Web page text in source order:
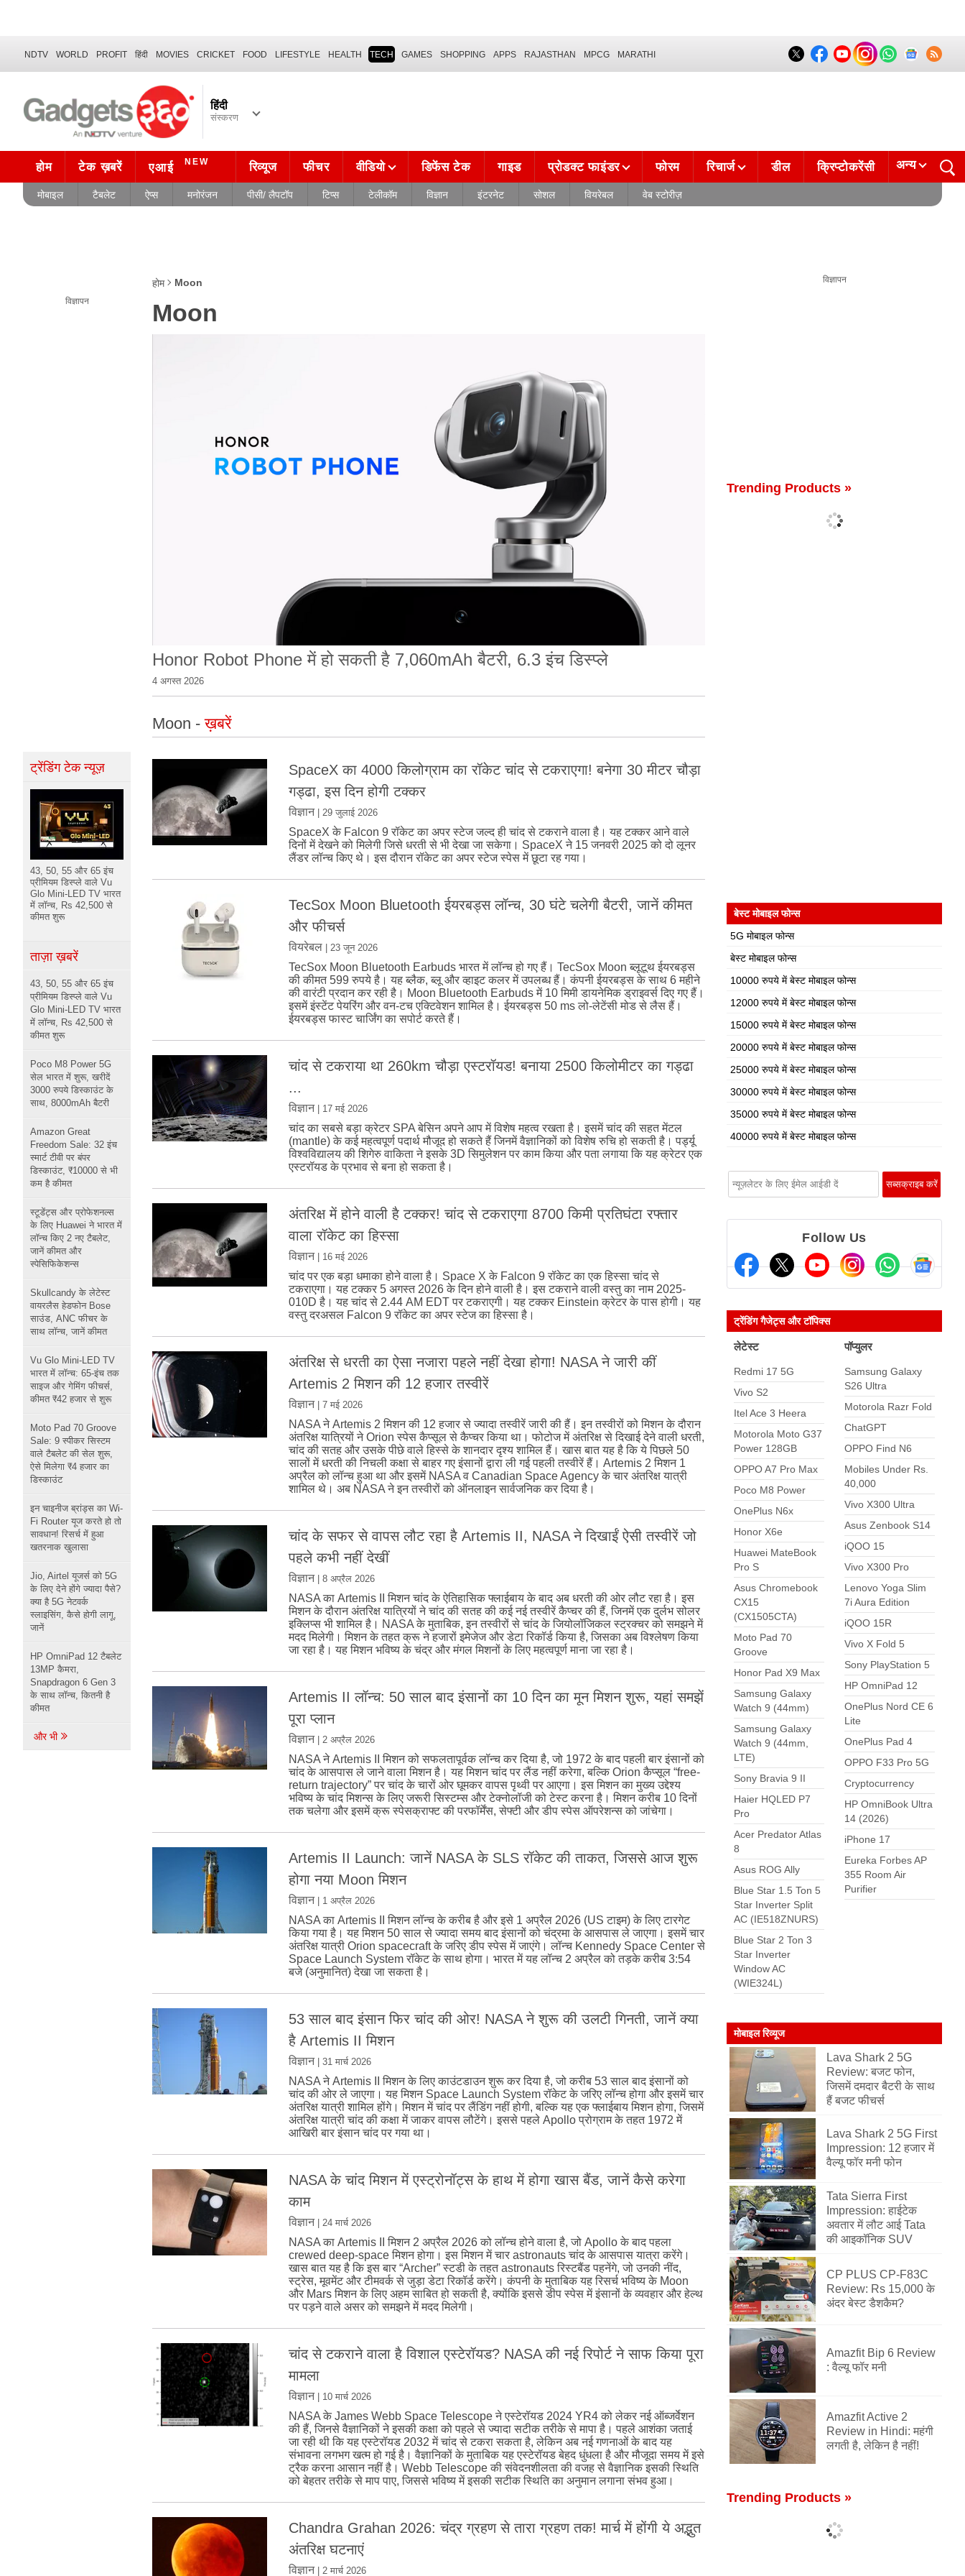
NDTV WORLD PROFIT हिंदी MOVIES CRICKET FOOD LIFESTYLE HEALTH TECH GAMES SHOPPING APPS RAJASTHAN MPCG MARATHI
हिंदी
संस्करण
होम टेक ख़बरें एआई NEW रिव्यूज फीचर वीडियो डिफेंस टेक गाइड प्रोडक्ट फाइंडर फोरम रिचार्ज डील क्रिप्टोकरेंसी अन्य
मोबाइल टैबलेट ऐप्स मनोरंजन पीसी/ लैपटॉप टिप्स टेलीकॉम विज्ञान इंटरनेट सोशल वियरेबल वेब स्टोरीज़
होम Moon
Moon
Honor Robot Phone में हो सकती है 7,060mAh बैटरी, 6.3 इंच डिस्प्ले
4 अगस्त 2026
Moon -ख़बरें
SpaceX का 4000 किलोग्राम का रॉकेट चांद से टकराएगा! बनेगा 30 मीटर चौड़ा
गड्ढा, इस दिन होगी टक्कर
विज्ञान| 29 जुलाई 2026
SpaceX के Falcon 9 रॉकेट का अपर स्टेज जल्द ही चांद से टकराने वाला है। यह टक्कर आने वाले
दिनों में देखने को मिलेगी जिसे धरती से भी देखा जा सकेगा। SpaceX ने 15 जनवरी 2025 को दो लूनर
लैंडर लॉन्च किए थे। इस दौरान रॉकेट का अपर स्टेज स्पेस में छूटा रह गया।
TecSox Moon Bluetooth ईयरबड्स लॉन्च, 30 घंटे चलेगी बैटरी, जानें कीमत
और फीचर्स
वियरेबल 23 जून 2026
TecSox Moon Bluetooth Earbuds भारत में लॉन्च हो गए हैं। TecSox Moon ब्लूटूथ ईयरबड्स
की कीमत 599 रुपये है। यह ब्लैक, ब्लू और व्हाइट कलर में उपलब्ध हैं। कंपनी ईयरबड्स के साथ 6 महीने
की वारंटी प्रदान कर रही है। Moon Bluetooth Earbuds में 10 मिमी डायनेमिक ड्राइवर्स दिए गए हैं।
इसमें इंस्टेंट पेयरिंग और वन-टच एक्टिवेशन शामिल है। ईयरबड्स 50 ms लो-लेटेंसी मोड से लैस हैं।
ईयरबड्स फास्ट चार्जिंग का सपोर्ट करते हैं।
चांद से टकराया था 260km चौड़ा एस्टरॉयड! बनाया 2500 किलोमीटर का गड्ढा
...
विज्ञान| 17 मई 2026
चांद का सबसे बड़ा क्रेटर SPA बेसिन अपने आप में विशेष महत्व रखता है। इसमें चांद की सहत मेंटल
(mantle) के कई महत्वपूर्ण पदार्थ मौजूद हो सकते हैं जिनमें वैज्ञानिकों को विशेष रुचि हो सकती है। पर्ड्यू
विश्वविद्यालय की शिगेरु वाकिता ने इसके 3D सिमुलेशन पर काम किया और पता लगाया कि यह क्रेटर एक
एस्टरॉयड के प्रभाव से बना हो सकता है।
अंतरिक्ष में होने वाली है टक्कर! चांद से टकराएगा 8700 किमी प्रतिघंटा रफ्तार
वाला रॉकेट का हिस्सा
विज्ञान| 16 मई 2026
चांद पर एक बड़ा धमाका होने वाला है। Space X के Falcon 9 रॉकेट का एक हिस्सा चांद से
टकराएगा। यह टक्कर 5 अगस्त 2026 के दिन होने वाली है। इस टकराने वाली वस्तु का नाम 2025-
010D है। यह चांद से 2.44 AM EDT पर टकराएगी। यह टक्कर Einstein क्रेटर के पास होगी। यह
वस्तु दरअसल Falcon 9 रॉकेट का अपर स्टेज का हिस्सा है।
अंतरिक्ष से धरती का ऐसा नजारा पहले नहीं देखा होगा! NASA ने जारी कीं
Artemis 2 मिशन की 12 हजार तस्वीरें
विज्ञान| 7 मई 2026
NASA ने Artemis 2 मिशन की 12 हजार से ज्यादा तस्वीरें जारी की हैं। इन तस्वीरों को मिशन के दौरान
अंतरिक्ष यात्रियों ने Orion स्पेस कैप्सूल से कैप्चर किया था। फोटोज में अंतरिक्ष से दिखाई देने वाली धरती,
चांद की सतह और उसके पीछे वाले हिस्से के शानदार दृश्य शामिल हैं। खास बात यह है कि ये पिछले 50
सालों में धरती की निचली कक्षा से बाहर गए इंसानों द्वारा ली गई पहली तस्वीरें हैं। Artemis 2 मिशन 1
अप्रैल को लॉन्च हुआ था और इसमें NASA व Canadian Space Agency के चार अंतरिक्ष यात्री
शामिल थे। अब NASA ने इन तस्वीरों को ऑनलाइन सार्वजनिक कर दिया है।
चांद के सफर से वापस लौट रहा है Artemis II, NASA ने दिखाईं ऐसी तस्वीरें जो
पहले कभी नहीं देखीं
विज्ञान| 8 अप्रैल 2026
NASA का Artemis II मिशन चांद के ऐतिहासिक फ्लाईबाय के बाद अब धरती की ओर लौट रहा है। इस
मिशन के दौरान अंतरिक्ष यात्रियों ने चांद की सतह की कई नई तस्वीरें कैप्चर की हैं, जिनमें एक दुर्लभ सोलर
इक्लिप्स भी शामिल है। NASA के मुताबिक, इन तस्वीरों से चांद के जियोलॉजिकल स्ट्रक्चर को समझने में
मदद मिलेगी। मिशन के तहत क्रू ने हजारों इमेजेज और डेटा रिकॉर्ड किया है, जिसका अब विश्लेषण किया
जा रहा है। यह मिशन भविष्य के चंद्र और मंगल मिशनों के लिए महत्वपूर्ण माना जा रहा है।
Artemis II लॉन्च: 50 साल बाद इंसानों का 10 दिन का मून मिशन शुरू, यहां समझें
पूरा प्लान
विज्ञान| 2 अप्रैल 2026
NASA ने Artemis II मिशन को सफलतापूर्वक लॉन्च कर दिया है, जो 1972 के बाद पहली बार इंसानों को
चांद के आसपास ले जाने वाला मिशन है। यह मिशन चांद पर लैंड नहीं करेगा, बल्कि Orion कैप्सूल “free-
return trajectory” पर चांद के चारों ओर घूमकर वापस पृथ्वी पर आएगा। इस मिशन का मुख्य उद्देश्य
भविष्य के चांद मिशन्स के लिए जरूरी सिस्टम्स और टेक्नोलॉजी को टेस्ट करना है। मिशन करीब 10 दिनों
तक चलेगा और इसमें क्रू स्पेसक्राफ्ट की परफॉर्मेंस, सेफ्टी और डीप स्पेस ऑपरेशन्स को जांचेगा।
Artemis II Launch: जानें NASA के SLS रॉकेट की ताकत, जिससे आज शुरू
होगा नया Moon मिशन
विज्ञान| 1 अप्रैल 2026
NASA का Artemis II मिशन लॉन्च के करीब है और इसे 1 अप्रैल 2026 (US टाइम) के लिए टारगेट
किया गया है। यह मिशन 50 साल से ज्यादा समय बाद इंसानों को चंद्रमा के आसपास ले जाएगा। इसमें चार
अंतरिक्ष यात्री Orion spacecraft के जरिए डीप स्पेस में जाएंगे। लॉन्च Kennedy Space Center से
Space Launch System रॉकेट के साथ होगा। भारत में यह लॉन्च 2 अप्रैल को तड़के करीब 3:54
बजे (अनुमानित) देखा जा सकता है।
53 साल बाद इंसान फिर चांद की ओर! NASA ने शुरू की उलटी गिनती, जानें क्या
है Artemis II मिशन
विज्ञान| 31 मार्च 2026
NASA ने Artemis II मिशन के लिए काउंटडाउन शुरू कर दिया है, जो करीब 53 साल बाद इंसानों को
चांद की ओर ले जाएगा। यह मिशन Space Launch System रॉकेट के जरिए लॉन्च होगा और इसमें चार
अंतरिक्ष यात्री शामिल होंगे। मिशन में चांद पर लैंडिंग नहीं होगी, बल्कि यह एक फ्लाईबाय मिशन होगा, जिसमें
अंतरिक्ष यात्री चांद की कक्षा में जाकर वापस लौटेंगे। इससे पहले Apollo प्रोग्राम के तहत 1972 में
आखिरी बार इंसान चांद पर गया था।
NASA के चांद मिशन में एस्ट्रोनॉट्स के हाथ में होगा खास बैंड, जानें कैसे करेगा
काम
विज्ञान| 24 मार्च 2026
NASA का Artemis II मिशन 2 अप्रैल 2026 को लॉन्च होने वाला है, जो Apollo के बाद पहला
crewed deep-space मिशन होगा। इस मिशन में चार astronauts चांद के आसपास यात्रा करेंगे।
खास बात यह है कि इस बार “Archer” स्टडी के तहत astronauts रिस्टबैंड पहनेंगे, जो उनकी नींद,
स्ट्रेस, मूवमेंट और टीमवर्क से जुड़ा डेटा रिकॉर्ड करेंगे। कंपनी के मुताबिक यह रिसर्च भविष्य के Moon
और Mars मिशन के लिए अहम साबित हो सकती है, क्योंकि इससे डीप स्पेस में इंसानों के व्यवहार और हेल्थ
पर पड़ने वाले असर को समझने में मदद मिलेगी।
चांद से टकराने वाला है विशाल एस्टेरॉयड? NASA की नई रिपोर्ट ने साफ किया पूरा
मामला
विज्ञान| 10 मार्च 2026
NASA के James Webb Space Telescope ने एस्टेरॉयड 2024 YR4 को लेकर नई ऑब्जर्वेशन
की हैं, जिनसे वैज्ञानिकों ने इसकी कक्षा को पहले से ज्यादा सटीक तरीके से मापा है। पहले आशंका जताई
जा रही थी कि यह एस्टेरॉयड 2032 में चांद से टकरा सकता है, लेकिन अब नई गणनाओं के बाद यह
संभावना लगभग खत्म हो गई है। वैज्ञानिकों के मुताबिक यह एस्टेरॉयड बेहद धुंधला है और मौजूदा समय में इसे
ट्रैक करना आसान नहीं है। Webb Telescope की संवेदनशीलता की वजह से वैज्ञानिक इसकी स्थिति
को बेहतर तरीके से माप पाए, जिससे भविष्य में इसकी सटीक स्थिति का अनुमान लगाना संभव हुआ।
Chandra Grahan 2026: चंद्र ग्रहण से तारा ग्रहण तक! मार्च में होंगी ये अद्भुत
अंतरिक्ष घटनाएं
विज्ञान| 2 मार्च 2026
विज्ञापन
Trending Products »
बेस्ट मोबाइल फोन्स
5G मोबाइल फोन्स
बेस्ट मोबाइल फोन्स
10000 रुपये में बेस्ट मोबाइल फोन्स
12000 रुपये में बेस्ट मोबाइल फोन्स
15000 रुपये में बेस्ट मोबाइल फोन्स
20000 रुपये में बेस्ट मोबाइल फोन्स
25000 रुपये में बेस्ट मोबाइल फोन्स
30000 रुपये में बेस्ट मोबाइल फोन्स
35000 रुपये में बेस्ट मोबाइल फोन्स
40000 रुपये में बेस्ट मोबाइल फोन्स
Follow Us
ट्रेंडिंग गैजेट्स और टॉपिक्स
लेटेस्ट
Redmi 17 5G
Vivo S2
Itel Ace 3 Heera
Motorola Moto G37
Power 128GB
OPPO A7 Pro Max
Poco M8 Power
OnePlus N6x
Honor X6e
Huawei MateBook
Pro S
Asus Chromebook
CX15
(CX1505CTA)
Moto Pad 70
Groove
Honor Pad X9 Max
Samsung Galaxy
Watch 9 (44mm)
Samsung Galaxy
Watch 9 (44mm,
LTE)
Sony Bravia 9 II
Haier HQLED P7
Pro
Acer Predator Atlas
8
Asus ROG Ally
Blue Star 1.5 Ton 5
Star Inverter Split
AC (IE518ZNURS)
Blue Star 2 Ton 3
Star Inverter
Window AC
(WIE324L)
पॉप्युलर
Samsung Galaxy
S26 Ultra
Motorola Razr Fold
ChatGPT
OPPO Find N6
Mobiles Under Rs.
40,000
Vivo X300 Ultra
Asus Zenbook S14
iQOO 15
Vivo X300 Pro
Lenovo Yoga Slim
7i Aura Edition
iQOO 15R
Vivo X Fold 5
Sony PlayStation 5
HP OmniPad 12
OnePlus Nord CE 6
Lite
OnePlus Pad 4
OPPO F33 Pro 5G
Cryptocurrency
HP OmniBook Ultra
14 (2026)
iPhone 17
Eureka Forbes AP
355 Room Air
Purifier
मोबाइल रिव्यूज
Lava Shark 2 5G
Review: बजट फोन,
जिसमें दमदार बैटरी के साथ
हैं बजट फीचर्स
Lava Shark 2 5G First
Impression: 12 हजार में
वैल्यू फॉर मनी फोन
Tata Sierra First
Impression: हाईटेक
अवतार में लौट आई Tata
की आइकॉनिक SUV
CP PLUS CP-F83C
Review: Rs 15,000 के
अंदर बेस्ट डैशकैम?
Amazfit Bip 6 Review
: वैल्यू फॉर मनी
Amazfit Active 2
Review in Hindi: महंगी
लगती है, लेकिन है नहीं!
Trending Products »
विज्ञापन
ट्रेंडिंग टेक न्यूज़
43, 50, 55 और 65 इंच
प्रीमियम डिस्प्ले वाले Vu
Glo Mini-LED TV भारत
में लॉन्च, Rs 42,500 से
कीमत शुरू
ताज़ा ख़बरें
43, 50, 55 और 65 इंच
प्रीमियम डिस्प्ले वाले Vu
Glo Mini-LED TV भारत
में लॉन्च, Rs 42,500 से
कीमत शुरू
Poco M8 Power 5G
सेल भारत में शुरू, खरीदें
3000 रुपये डिस्काउंट के
साथ, 8000mAh बैटरी
Amazon Great
Freedom Sale: 32 इंच
स्मार्ट टीवी पर बंपर
डिस्काउंट, ₹10000 से भी
कम है कीमत
स्टूडेंट्स और प्रोफेशनल्स
के लिए Huawei ने भारत में
लॉन्च किए 2 नए टैबलेट,
जानें कीमत और
स्पेसिफिकेशन्स
Skullcandy के लेटेस्ट
वायरलैस हेडफोन Bose
साउंड, ANC फीचर के
साथ लॉन्च, जानें कीमत
Vu Glo Mini-LED TV
भारत में लॉन्च: 65-इंच तक
साइज और गेमिंग फीचर्स,
कीमत ₹42 हजार से शुरू
Moto Pad 70 Groove
Sale: 9 स्पीकर सिस्टम
वाले टैबलेट की सेल शुरू,
ऐसे मिलेगा ₹4 हजार का
डिस्काउंट
इन चाइनीज ब्रांड्स का Wi-
Fi Router यूज करते हो तो
सावधान! रिसर्च में हुआ
खतरनाक खुलासा
Jio, Airtel यूजर्स को 5G
के लिए देने होंगे ज्यादा पैसे?
क्या है 5G नेटवर्क
स्लाइसिंग, कैसे होगी लागू,
जानें
HP OmniPad 12 टैबलेट
13MP कैमरा,
Snapdragon 6 Gen 3
के साथ लॉन्च, कितनी है
कीमत
और भी